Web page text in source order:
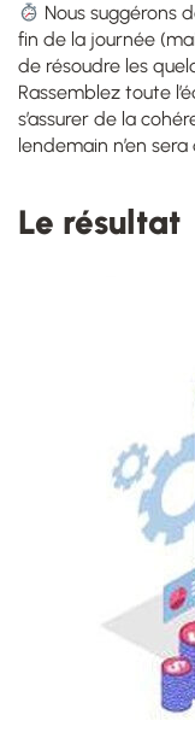
Nous suggérons
fin de la journée
de résoudre les
Rassemblez toute
s’assurer de la
lendemain n’en
Le résultat